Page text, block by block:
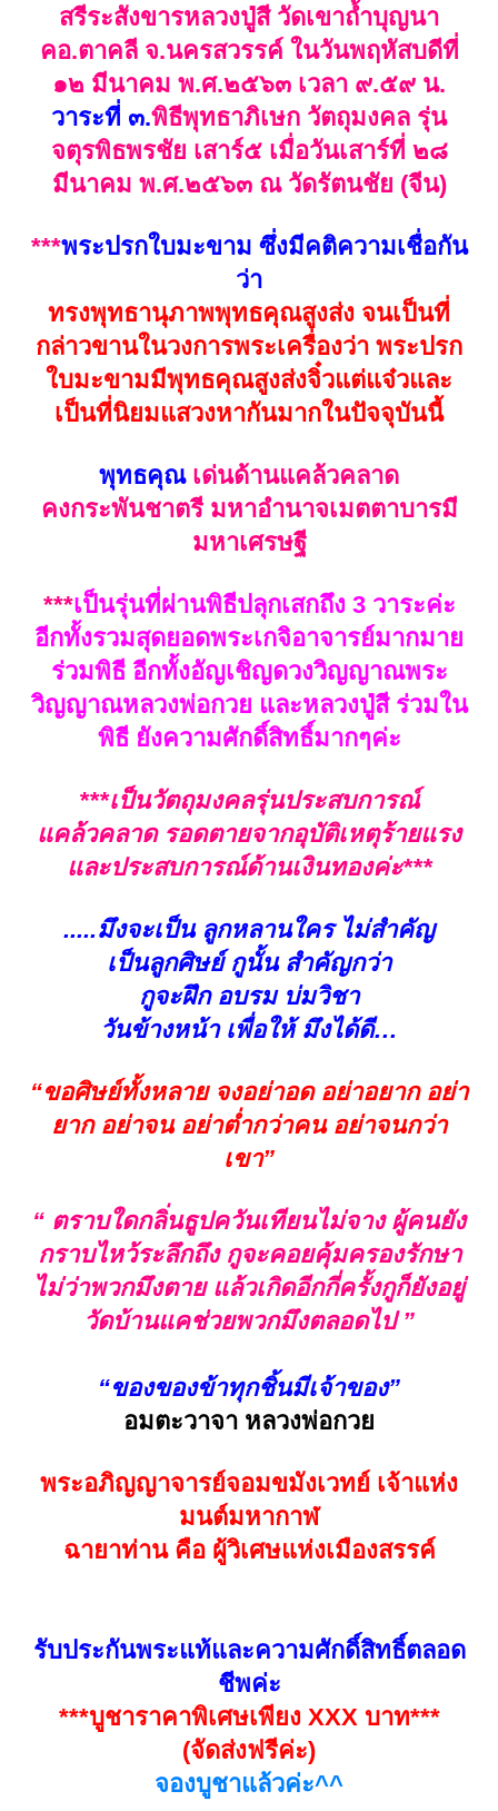
สรีระสังขารหลวงปู่สี วัดเขาถ้ำบุญนา
คอ.ตาคลี จ.นครสวรรค์ ในวันพฤหัสบดีที่
๑๒ มีนาคม พ.ศ.๒๕๖๓ เวลา ๙.๕๙ น.
วาระที่ ๓.พิธีพุทธาภิเษก วัตถุมงคล รุ่น
จตุรพิธพรชัย เสาร์๕ เมื่อวันเสาร์ที่ ๒๘
มีนาคม พ.ศ.๒๕๖๓ ณ วัดรัตนชัย (จีน)
***พระปรกใบมะขาม ซึ่งมีคติความเชื่อกัน
ว่า
ทรงพุทธานุภาพพุทธคุณสูงส่ง จนเป็นที่
กล่าวขานในวงการพระเครื่องว่า พระปรก
ใบมะขามมีพุทธคุณสูงส่งจิ๋วแต่แจ๋วและ
เป็นที่นิยมแสวงหากันมากในปัจจุบันนี้
พุทธคุณเด่นด้านแคล้วคลาด
คงกระพันชาตรี มหาอำนาจเมตตาบารมี
มหาเศรษฐี
***เป็นรุ่นที่ผ่านพิธีปลุกเสกถึง 3 วาระค่ะ
อีกทั้งรวมสุดยอดพระเกจิอาจารย์มากมาย
ร่วมพิธี อีกทั้งอัญเชิญดวงวิญญาณพระ
วิญญาณหลวงพ่อกวย และหลวงปู่สี ร่วมใน
พิธี ยังความศักดิ์สิทธิ์มากๆค่ะ
***เป็นวัตถุมงคลรุ่นประสบการณ์
แคล้วคลาด รอดตายจากอุบัติเหตุร้ายแรง
และประสบการณ์ด้านเงินทองค่ะ***
.....มึงจะเป็น ลูกหลานใคร ไม่สำคัญ
เป็นลูกศิษย์ กูนั้น สำคัญกว่า
กูจะฝึก อบรม บ่มวิชา
วันข้างหน้า เพื่อให้ มึงได้ดี…
“ขอศิษย์ทั้งหลาย จงอย่าอด อย่าอยาก อย่า
ยาก อย่าจน อย่าต่ำกว่าคน อย่าจนกว่า
เขา”
“ ตราบใดกลิ่นธูปควันเทียนไม่จาง ผู้คนยัง
กราบไหว้ระลึกถึง กูจะคอยคุ้มครองรักษา
ไม่ว่าพวกมึงตาย แล้วเกิดอีกกี่ครั้งกูก็ยังอยู่
วัดบ้านแคช่วยพวกมึงตลอดไป ”
“ของของข้าทุกชิ้นมีเจ้าของ”
อมตะวาจา หลวงพ่อกวย
พระอภิญญาจารย์จอมขมังเวทย์ เจ้าแห่ง
มนต์มหากาฬ
ฉายาท่าน คือ ผู้วิเศษแห่งเมืองสรรค์
รับประกันพระแท้และความศักดิ์สิทธิ์ตลอด
ชีพค่ะ
***บูชาราคาพิเศษเพียง XXX บาท***
(จัดส่งฟรีค่ะ)
จองบูชาแล้วค่ะ^^